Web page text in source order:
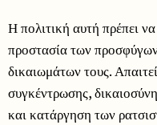
Η πολιτική αυτή πρέπει
προστασία των
δικαιωμάτων τους.
συγκέντρωσης,
και κατάργηση των